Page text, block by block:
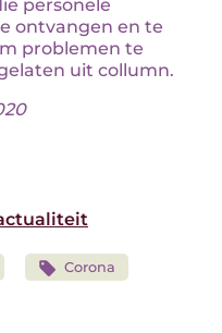
personele
ontvangen en te
problemen te
uit collumn.
Corona